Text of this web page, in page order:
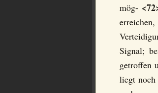
mög-
Signal;
getroffen
liegt noch